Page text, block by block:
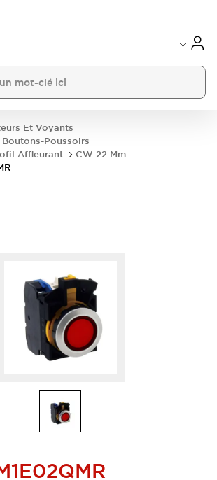
Et Voyants
Poussoirs
Affleurant
CW 22 Mm